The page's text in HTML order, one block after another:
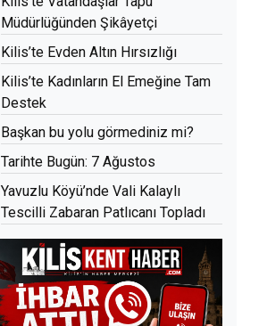
Müdürlüğünden Şikâyetçi
Kilis’te Evden Altın Hırsızlığı
Kilis’te Kadınların El Emeğine Tam
Destek
Başkan bu yolu görmediniz mi?
Tarihte Bugün: 7 Ağustos
Yavuzlu Köyü’nde Vali Kalaylı
Tescilli Zabaran Patlıcanı Topladı